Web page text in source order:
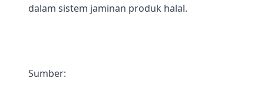
dalam sistem jaminan produk halal.
Sumber: